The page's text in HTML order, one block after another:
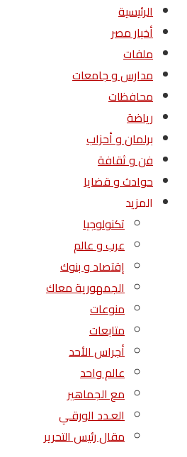
الرئيسية
أخبار مصر
ملفات
مدارس و جامعات
محافظات
رياضة
برلمان و أحزاب
فن و ثقافة
حوادث و قضايا
المزيد
تكنولوجيا
عرب و عالم
إقتصاد و بنوك
الجمهورية معاك
منوعات
متابعات
أجراس الأحد
عالم واحد
مع الجماهير
العـدد الورقـي
مقال رئيس التحرير